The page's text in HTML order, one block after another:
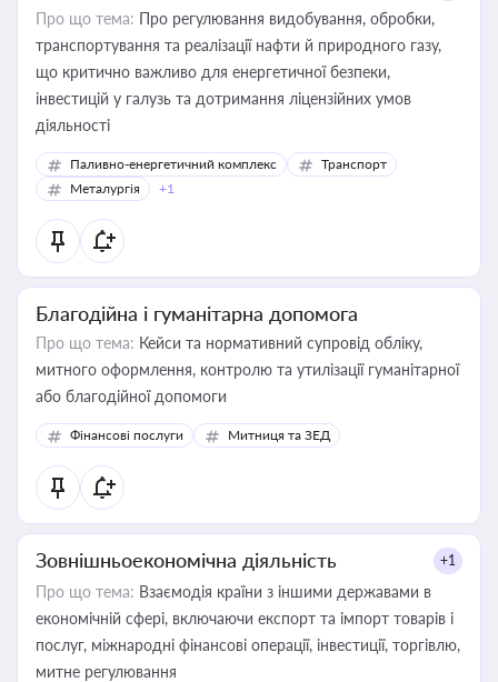
Про що тема: Про регулювання видобування, обробки,
транспортування та реалізації нафти й природного газу,
що критично важливо для енергетичної безпеки,
інвестицій у галузь та дотримання ліцензійних умов
діяльності
Паливно-енергетичний комплекс
Транспорт
Металургія
+1
Благодійна і гуманітарна допомога
Про що тема: Кейси та нормативний супровід обліку,
митного оформлення, контролю та утилізації гуманітарної
або благодійної допомоги
Фінансові послуги Митниця та ЗЕД
Зовнішньоекономічна діяльність +1
Про що тема: Взаємодія країни з іншими державами в
економічній сфері, включаючи експорт та імпорт товарів і
послуг, міжнародні фінансові операції, інвестиції, торгівлю,
митне регулювання